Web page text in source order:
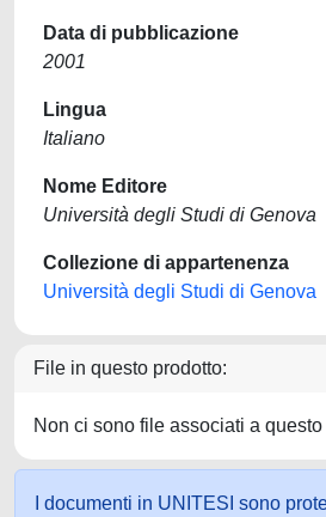
Data di pubblicazione
2001
Lingua
Italiano
Nome Editore
Università degli Studi di Genova
Collezione di appartenenza
Università degli Studi di Genova
File in questo prodotto:
Non ci sono file associati a questo
I documenti in UNITESI sono